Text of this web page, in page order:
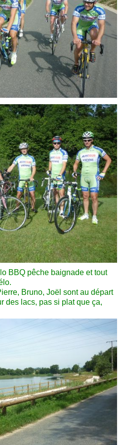
BBQ pêche baignade et tout
Bruno, Joël sont au départ
des lacs, pas si plat que ça,